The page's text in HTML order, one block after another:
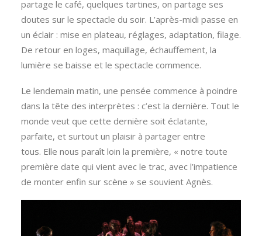
partage le café, quelques tartines, on partage ses
doutes sur le spectacle du soir. L’après-midi passe en
un éclair : mise en plateau, réglages, adaptation, filage.
De retour en loges, maquillage, échauffement, la
lumière se baisse et le spectacle commence.
Le lendemain matin, une pensée commence à poindre
dans la tête des interprètes : c’est la dernière. Tout le
monde veut que cette dernière soit éclatante,
parfaite, et surtout un plaisir à partager entre
tous. Elle nous paraît loin la première, « notre toute
première date qui vient avec le trac, avec l’impatience
de monter enfin sur scène » se souvient Agnès.